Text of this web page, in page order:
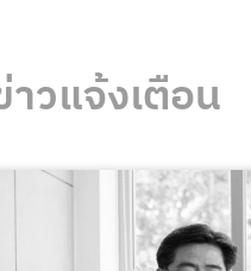
าวแจ้งเตือน